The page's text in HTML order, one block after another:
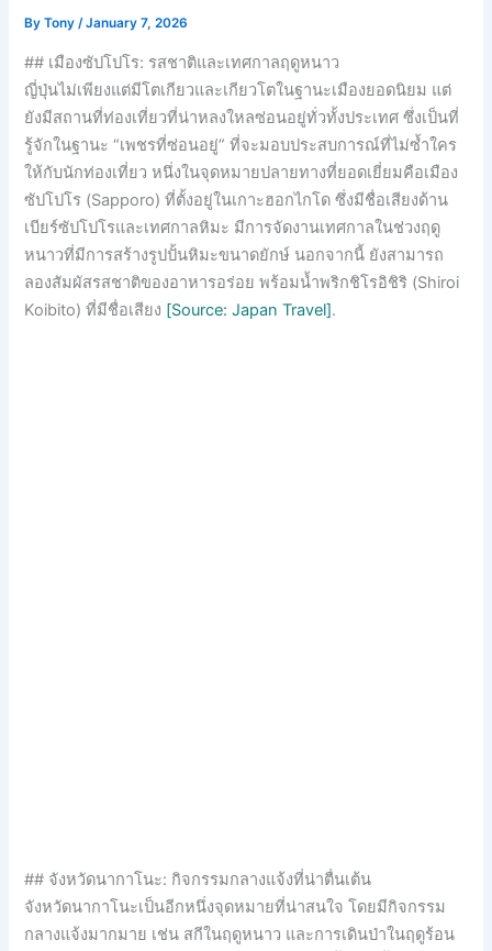
ByTony/January 7, 2026
## เมืองซัปโปโร: รสชาติและเทศกาลฤดูหนาว
ญี่ปุ่นไม่เพียงแต่มีโตเกียวและเกียวโตในฐานะเมืองยอดนิยม แต่
ยังมีสถานที่ท่องเที่ยวที่น่าหลงใหลซ่อนอยู่ทั่วทั้งประเทศ ซึ่งเป็นที่
รู้จักในฐานะ “เพชรที่ซ่อนอยู่” ที่จะมอบประสบการณ์ที่ไม่ซ้ำใคร
ให้กับนักท่องเที่ยว หนึ่งในจุดหมายปลายทางที่ยอดเยี่ยมคือเมือง
ซัปโปโร (Sapporo) ที่ตั้งอยู่ในเกาะฮอกไกโด ซึ่งมีชื่อเสียงด้าน
เบียร์ซัปโปโรและเทศกาลหิมะ มีการจัดงานเทศกาลในช่วงฤดู
หนาวที่มีการสร้างรูปปั้นหิมะขนาดยักษ์ นอกจากนี้ ยังสามารถ
ลองสัมผัสรสชาติของอาหารอร่อย พร้อมน้ำพริกชิโรอิชิริ (Shiroi
Koibito) ที่มีชื่อเสียง [Source: Japan Travel].
## จังหวัดนากาโนะ: กิจกรรมกลางแจ้งที่น่าตื่นเต้น
จังหวัดนากาโนะเป็นอีกหนึ่งจุดหมายที่น่าสนใจ โดยมีกิจกรรม
กลางแจ้งมากมาย เช่น สกีในฤดูหนาว และการเดินป่าในฤดูร้อน